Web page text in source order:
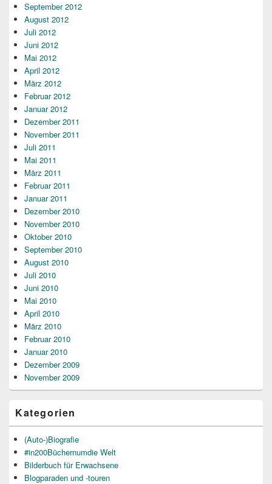
September 2012
August 2012
Juli 2012
Juni 2012
Mai 2012
April 2012
März 2012
Februar 2012
Januar 2012
Dezember 2011
November 2011
Juli 2011
Mai 2011
März 2011
Februar 2011
Januar 2011
Dezember 2010
November 2010
Oktober 2010
September 2010
August 2010
Juli 2010
Juni 2010
Mai 2010
April 2010
März 2010
Februar 2010
Januar 2010
Dezember 2009
November 2009
Kategorien
(Auto-)Biografie
#in200Büchernumdie Welt
Bilderbuch für Erwachsene
Blogparaden und -touren